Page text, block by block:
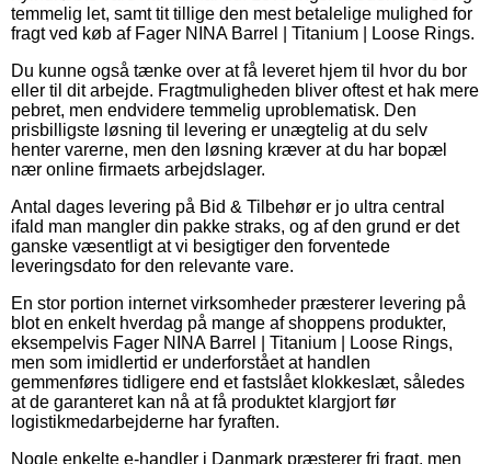
temmelig let, samt tit tillige den mest betalelige mulighed for
fragt ved køb af Fager NINA Barrel | Titanium | Loose Rings.
Du kunne også tænke over at få leveret hjem til hvor du bor
eller til dit arbejde. Fragtmuligheden bliver oftest et hak mere
pebret, men endvidere temmelig uproblematisk. Den
prisbilligste løsning til levering er unægtelig at du selv
henter varerne, men den løsning kræver at du har bopæl
nær online firmaets arbejdslager.
Antal dages levering på Bid & Tilbehør er jo ultra central
ifald man mangler din pakke straks, og af den grund er det
ganske væsentligt at vi besigtiger den forventede
leveringsdato for den relevante vare.
En stor portion internet virksomheder præsterer levering på
blot en enkelt hverdag på mange af shoppens produkter,
eksempelvis Fager NINA Barrel | Titanium | Loose Rings,
men som imidlertid er underforstået at handlen
gemmenføres tidligere end et fastslået klokkeslæt, således
at de garanteret kan nå at få produktet klargjort før
logistikmedarbejderne har fyraften.
Nogle enkelte e-handler i Danmark præsterer fri fragt, men